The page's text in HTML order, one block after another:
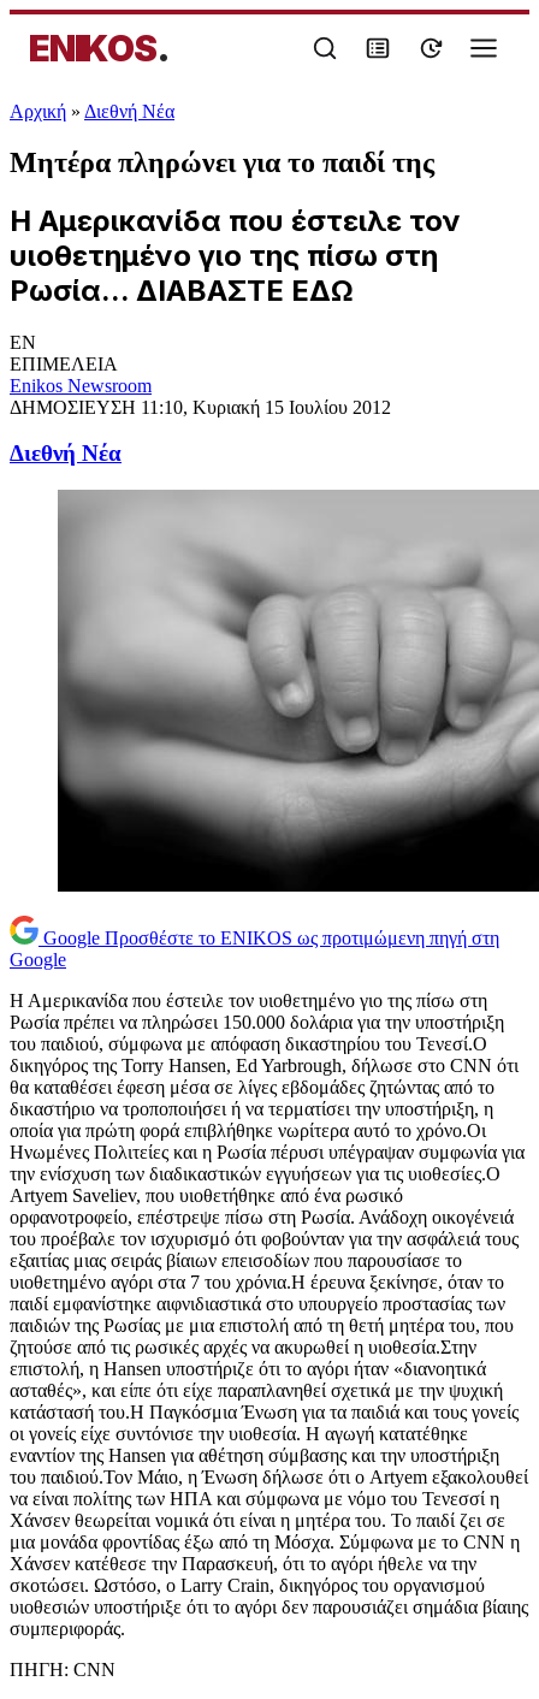
ENIKOS.
Αρχική » Διεθνή Νέα
Μητέρα πληρώνει για το παιδί της
Η Αμερικανίδα που έστειλε τον
υιοθετημένο γιο της πίσω στη
Ρωσία... ΔΙΑΒΑΣΤΕ ΕΔΩ
EN
ΕΠΙΜΕΛΕΙΑ
Enikos Newsroom
ΔΗΜΟΣΙΕΥΣΗ 11:10, Κυριακή 15 Ιουλίου 2012
Διεθνή Νέα
Google Προσθέστε το ENIKOS ως προτιμώμενη πηγή στη
Google
Η Αμερικανίδα που έστειλε τον υιοθετημένο γιο της πίσω στη
Ρωσία πρέπει να πληρώσει 150.000 δολάρια για την υποστήριξη
του παιδιού, σύμφωνα με απόφαση δικαστηρίου του Τενεσί.Ο
δικηγόρος της Torry Hansen, Ed Yarbrough, δήλωσε στο CNN ότι
θα καταθέσει έφεση μέσα σε λίγες εβδομάδες ζητώντας από το
δικαστήριο να τροποποιήσει ή να τερματίσει την υποστήριξη, η
οποία για πρώτη φορά επιβλήθηκε νωρίτερα αυτό το χρόνο.Οι
Ηνωμένες Πολιτείες και η Ρωσία πέρυσι υπέγραψαν συμφωνία για
την ενίσχυση των διαδικαστικών εγγυήσεων για τις υιοθεσίες.Ο
Artyem Saveliev, που υιοθετήθηκε από ένα ρωσικό
ορφανοτροφείο, επέστρεψε πίσω στη Ρωσία. Ανάδοχη οικογένειά
του προέβαλε τον ισχυρισμό ότι φοβούνταν για την ασφάλειά τους
εξαιτίας μιας σειράς βίαιων επεισοδίων που παρουσίασε το
υιοθετημένο αγόρι στα 7 του χρόνια.Η έρευνα ξεκίνησε, όταν το
παιδί εμφανίστηκε αιφνιδιαστικά στο υπουργείο προστασίας των
παιδιών της Ρωσίας με μια επιστολή από τη θετή μητέρα του, που
ζητούσε από τις ρωσικές αρχές να ακυρωθεί η υιοθεσία.Στην
επιστολή, η Hansen υποστήριζε ότι το αγόρι ήταν «διανοητικά
ασταθές», και είπε ότι είχε παραπλανηθεί σχετικά με την ψυχική
κατάστασή του.Η Παγκόσμια Ένωση για τα παιδιά και τους γονείς
οι γονείς είχε συντόνισε την υιοθεσία. Η αγωγή κατατέθηκε
εναντίον της Hansen για αθέτηση σύμβασης και την υποστήριξη
του παιδιού.Τον Μάιο, η Ένωση δήλωσε ότι ο Artyem εξακολουθεί
να είναι πολίτης των ΗΠΑ και σύμφωνα με νόμο του Τενεσσί η
Χάνσεν θεωρείται νομικά ότι είναι η μητέρα του. Το παιδί ζει σε
μια μονάδα φροντίδας έξω από τη Μόσχα. Σύμφωνα με το CNN η
Χάνσεν κατέθεσε την Παρασκευή, ότι το αγόρι ήθελε να την
σκοτώσει. Ωστόσο, ο Larry Crain, δικηγόρος του οργανισμού
υιοθεσιών υποστήριξε ότι το αγόρι δεν παρουσιάζει σημάδια βίαιης
συμπεριφοράς.
ΠΗΓΗ: CNN